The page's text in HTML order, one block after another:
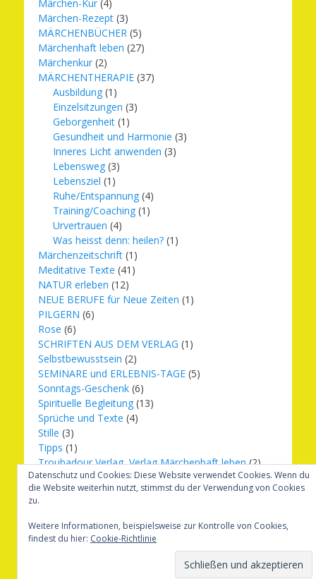
Märchen-Kur (4)
Märchen-Rezept (3)
MÄRCHENBÜCHER (5)
Märchenhaft leben (27)
Märchenkur (2)
MÄRCHENTHERAPIE (37)
Ausbildung (1)
Einzelsitzungen (3)
Geborgenheit (1)
Gesundheit und Harmonie (3)
Inneres Licht anwenden (3)
Lebensweg (3)
Lebensziel (1)
Ruhe/Entspannung (4)
Training/Coaching (1)
Urvertrauen (4)
Was heisst denn: heilen? (1)
Märchenzeitschrift (1)
Meditative Texte (41)
NATUR erleben (12)
NEUE BERUFE für Neue Zeiten (1)
PILGERN (6)
Rose (6)
SCHRIFTEN AUS DEM VERLAG (1)
Selbstbewusstsein (2)
SEMINARE und ERLEBNIS-TAGE (5)
Sonntags-Geschenk (6)
Spirituelle Begleitung (13)
Sprüche und Texte (4)
Stille (3)
Tipps (1)
Troubadour Verlag, Verlag Märchenhaft leben(2)
Übungen (1)
Urbilder(20)
Verlag Märchenhaft leben
Weihnachten(16)
Datenschutz und Cookies: Diese Website verwendet Cookies. Wenn du
die Website weiterhin nutzt, stimmst du der Verwendung von Cookies
zu.
Weitere Informationen, beispielsweise zur Kontrolle von Cookies,
findest du hier: Cookie-Richtlinie